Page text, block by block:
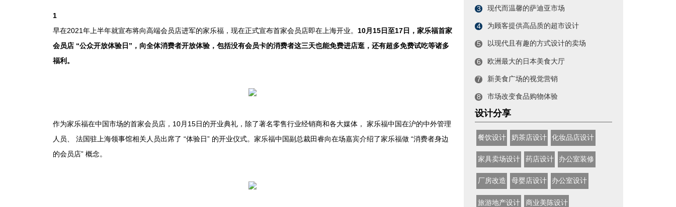
1
早在2021年上半年就宣布将向高端会员店进军的家乐福，现在正式宣布首家会员店即在上海开业。 10月15日至17日，家乐福首家
会员店 “公众开放体验日”，向全体消费者开放体验，包括没有会员卡的消费者这三天也能免费进店逛，还有超多免费试吃等诸多
福利。
作为家乐福在中国市场的首家会员店，10月15日的开业典礼，除了著名零售行业经销商和各大媒体， 家乐福中国在沪的中外管理
人员、 法国驻上海领事馆相关人员出席了 “体验日” 的开业仪式。家乐福中国副总裁田睿向在场嘉宾介绍了家乐福做 “消费者身边
的会员店” 概念。
3 现代而温馨的萨迪亚市场
4 为顾客提供高品质的超市设计
5 以现代且有趣的方式设计的卖场
6 欧洲最大的日本美食大厅
7 新美食广场的视觉营销
8 市场改变食品购物体验
设计分享
餐饮设计 奶茶店设计 化妆品店设计
家具卖场设计 药店设计 办公室装修
厂房改造 母婴店设计 办公室设计
旅游地产设计 商业美陈设计